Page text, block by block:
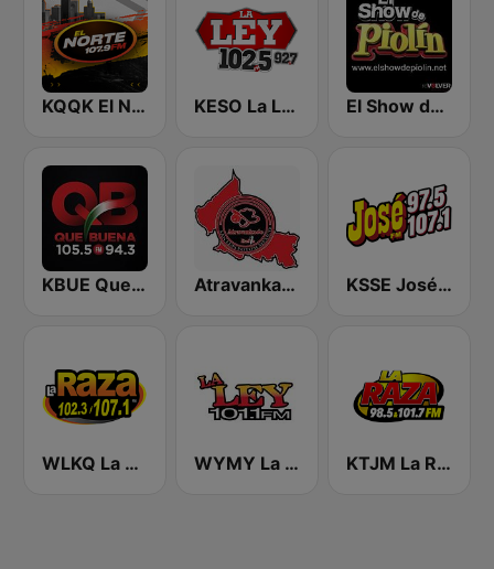
KQQK El Norte 107.9 / 101.7 FM KESO La Ley 102.5 and 92.7 FM El Show de Piolín
KBUE Que Buena 105.5 / 94.3 FM (US Only) Atravankado Radio KSSE José 97.5 y 107.1
WLKQ La Raza 102.3 WYMY La Ley 101.1 FM KTJM La Raza 98.5 / 103.3 FM KJOJ